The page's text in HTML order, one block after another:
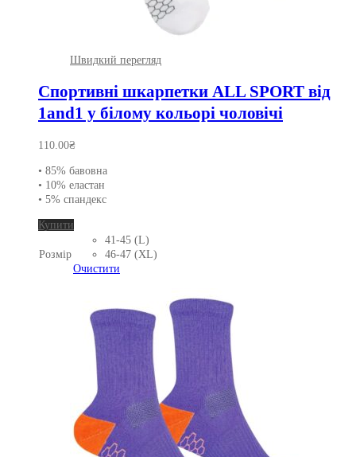
Швидкий перегляд
Спортивні шкарпетки ALL SPORT від
1and1 у білому кольорі чоловічі
110.00₴
• 85% бавовна
• 10% еластан
• 5% спандекс
Купити
товар
кілька
можна
вибрати
сторінці
товару
Розмір
41-45 (L)
46-47 (XL)
Очистити